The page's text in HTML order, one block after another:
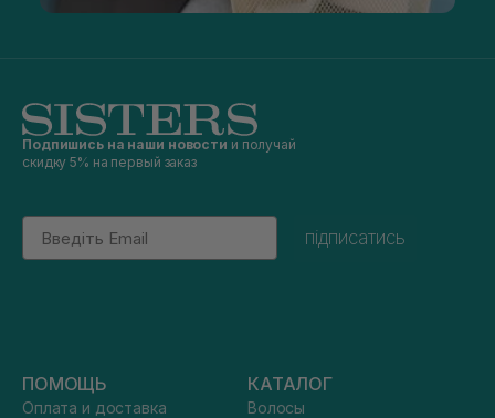
Подпишись на наши новости и получай
скидку 5% на первый заказ
Email
підписатись
ПОМОЩЬ
Оплата и доставка
КАТАЛОГ
Волосы